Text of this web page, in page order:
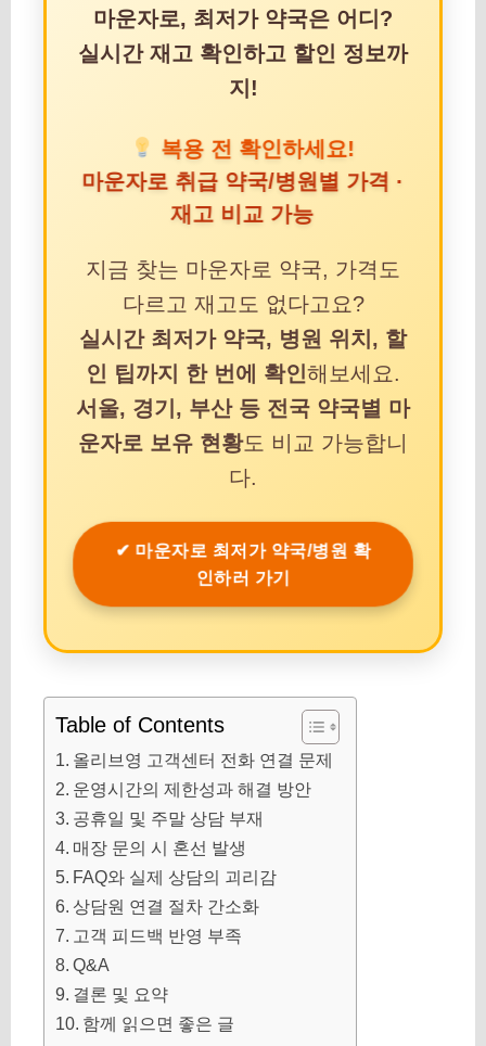
마운자로, 최저가 약국은 어디?
실시간 재고 확인하고 할인 정보까
지!
복용 전 확인하세요!
마운자로 취급 약국/병원별 가격 ·
재고 비교 가능
지금 찾는 마운자로 약국, 가격도
다르고 재고도 없다고요?
실시간 최저가 약국, 병원 위치, 할
인 팁까지 한 번에 확인해보세요.
서울, 경기, 부산 등 전국 약국별 마
운자로 보유 현황도 비교 가능합니
다.
✔ 마운자로 최저가 약국/병원 확
인하러 가기
Table of Contents
올리브영 고객센터 전화 연결 문제
운영시간의 제한성과 해결 방안
공휴일 및 주말 상담 부재
매장 문의 시 혼선 발생
FAQ와 실제 상담의 괴리감
상담원 연결 절차 간소화
고객 피드백 반영 부족
Q&A
결론 및 요약
함께 읽으면 좋은 글